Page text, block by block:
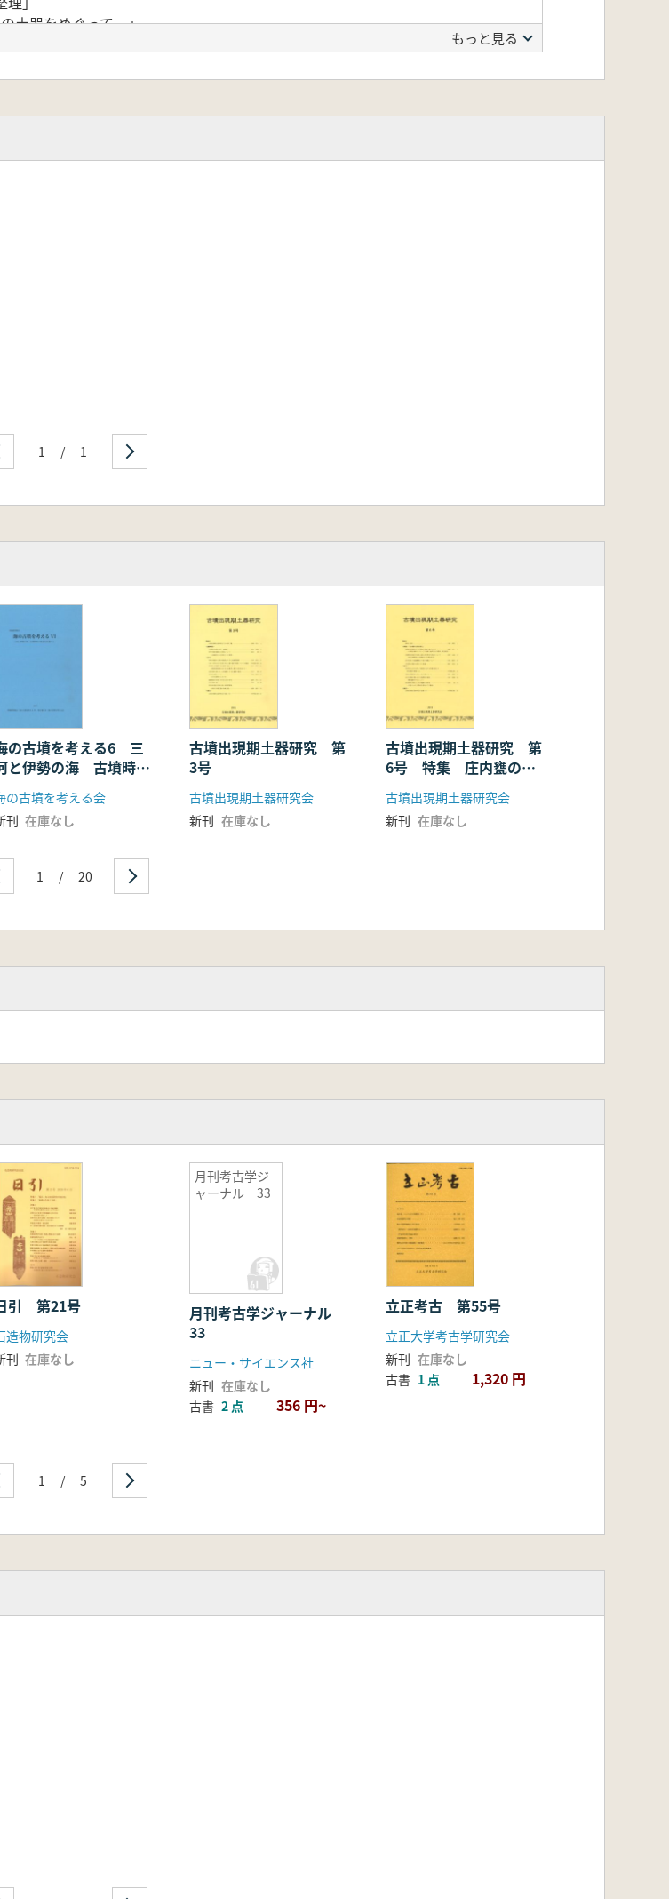
土器をめぐって一」
もっと見る
1 / 1
の古墳を考える6 三
と伊勢の海 古墳時代
の古墳を考える会
刊 在庫なし
古墳出現期土器研究 第
3号
古墳出現期土器研究会
新刊 在庫なし
古墳出現期土器研究 第
6号 特集 庄内甕の出
古墳出現期土器研究会
新刊 在庫なし
1 / 20
引 第21号
造物研究会
刊 在庫なし
月刊考古学ジ
ャーナル 33
月刊考古学ジャーナル
33
ニュー・サイエンス社
新刊 在庫なし
古書 2 点 356 円~
立正考古 第55号
立正大学考古学研究会
新刊 在庫なし
古書 1 点 1,320 円
1 / 5